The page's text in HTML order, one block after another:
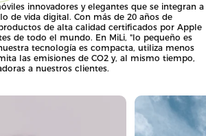
innovadores y elegantes que se integran a
de vida digital. Con más de 20 años de
de alta calidad certificados por Apple
de todo el mundo. En MiLi, "lo pequeño es
tecnología es compacta, utiliza menos
las emisiones de CO2 y, al mismo tiempo,
a nuestros clientes.